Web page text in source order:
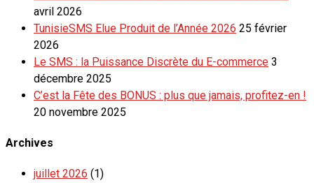
avril 2026
TunisieSMS Elue Produit de l’Année 2026 25 février
2026
Le SMS : la Puissance Discrète du E-commerce 3
décembre 2025
C’est la Fête des BONUS : plus que jamais, profitez-en !
20 novembre 2025
Archives
juillet 2026 (1)